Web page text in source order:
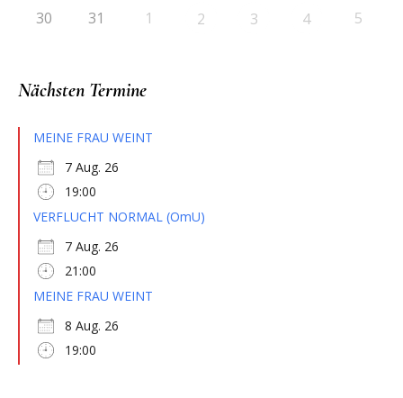
30 31 1 2 3 4 5
Nächsten Termine
MEINE FRAU WEINT
7 Aug. 26
19:00
VERFLUCHT NORMAL (OmU)
7 Aug. 26
21:00
MEINE FRAU WEINT
8 Aug. 26
19:00